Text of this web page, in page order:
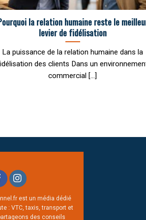
la relation humaine reste le
levier de fidélisation
La puissance de la relation humaine dans la
des clients Dans un
commercial [...]
est un média dédié
: VTC, taxis, transport et
des conseils